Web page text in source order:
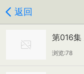
返回
第016集
道
浏览:78